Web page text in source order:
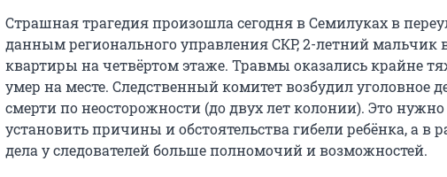
Страшная трагедия произошла сегодня в Семилуках в
данным регионального управления СКР, 2-летний мальчик
квартиры на четвёртом этаже. Травмы оказались крайне
умер на месте. Следственный комитет возбудил уголовное
смерти по неосторожности (до двух лет колонии). Это
установить причины и обстоятельства гибели ребёнка, а в
дела у следователей больше полномочий и возможностей.